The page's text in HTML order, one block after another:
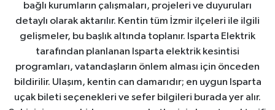
bağlı kurumların çalışmaları, projeleri ve duyuruları
detaylı olarak aktarılır. Kentin tüm İzmir ilçeleri ile ilgili
gelişmeler, bu başlık altında toplanır. Isparta Elektrik
tarafından planlanan Isparta elektrik kesintisi
programları, vatandaşların önlem alması için önceden
bildirilir. Ulaşım, kentin can damarıdır; en uygun Isparta
uçak bileti seçenekleri ve sefer bilgileri burada yer alır.